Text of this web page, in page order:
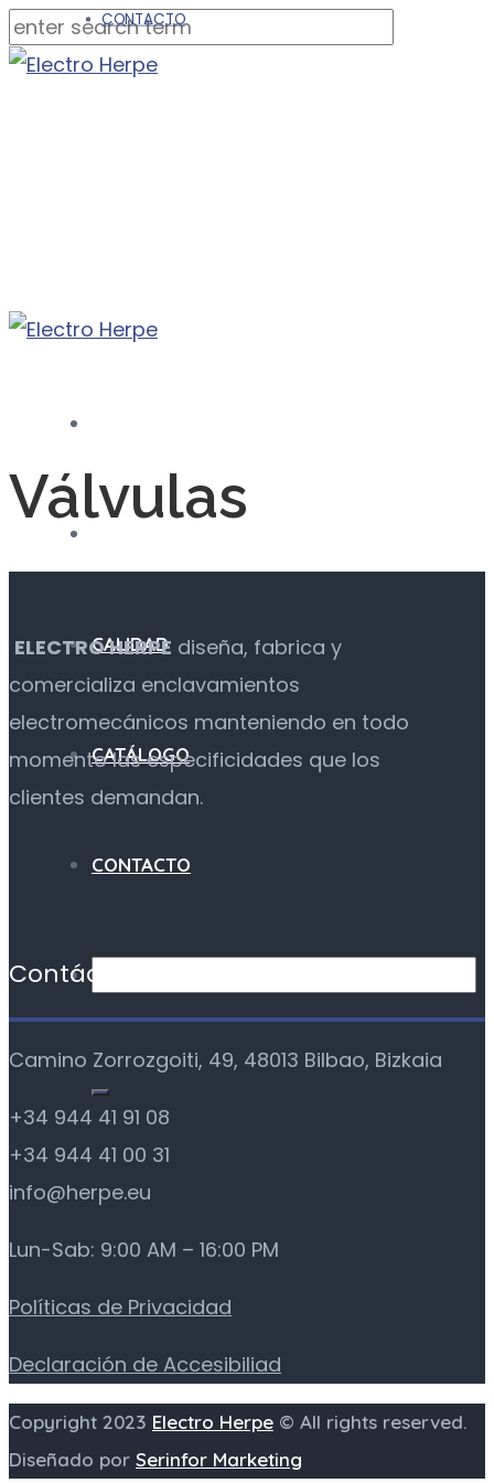
CONTACTO
CALIDAD
CATÁLOGO
CONTACTO
Válvulas
ELECTRO HERPE diseña, fabrica y
comercializa enclavamientos
electromecánicos manteniendo en todo
momento las especificidades que los
clientes demandan.
Contáctanos
Camino Zorrozgoiti, 49, 48013 Bilbao, Bizkaia
+34 944 41 91 08
+34 944 41 00 31
info@herpe.eu
Lun-Sab: 9:00 AM – 16:00 PM
Políticas de Privacidad
Declaración de Accesibiliad
Copyright 2023 Electro Herpe © All rights reserved.
Diseñado por Serinfor Marketing